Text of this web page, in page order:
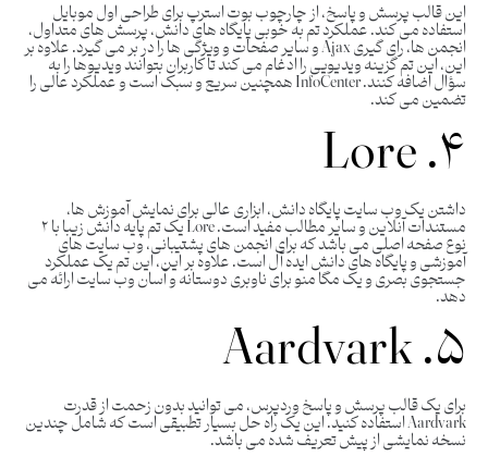
این قالب پرسش و پاسخ، از چارچوب بوت استرپ برای طراحی اول موبایل
استفاده می کند. عملکرد تم به خوبی پایگاه های دانش، پرسش های متداول،
انجمن ها، رای گیری Ajax و سایر صفحات و ویژگی ها را در بر می گیرد. علاوه بر
این، این تم گزینه ویدیویی را ادغام می کند تا کاربران بتوانند ویدیوها را به
سؤال اضافه کنند. InfoCenter همچنین سریع و سبک است و عملکرد عالی را
تضمین می کند.
۴. Lore
داشتن یک وب سایت پایگاه دانش، ابزاری عالی برای نمایش آموزش ها،
مستندات آنلاین و سایر مطالب مفید است. Lore یک تم پایه دانش زیبا با ۲
نوع صفحه اصلی می باشد که برای انجمن های پشتیبانی، وب سایت های
آموزشی و پایگاه های دانش ایده آل است. علاوه بر این، این تم یک عملکرد
جستجوی بصری و یک مگا منو برای ناوبری دوستانه و آسان وب سایت ارائه می
دهد.
۵. Aardvark
برای یک قالب پرسش و پاسخ وردپرس، می توانید بدون زحمت از قدرت
Aardvark استفاده کنید. این یک راه حل بسیار تطبیقی ​​است که شامل چندین
نسخه نمایشی از پیش تعریف شده می باشد.